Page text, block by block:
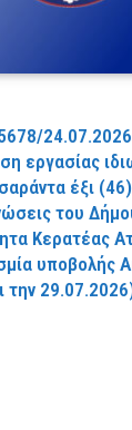
εργασίας
έξι
του
Κερατέας
υποβολής
την